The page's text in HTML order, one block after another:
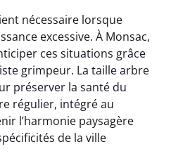
nécessaire lorsque
excessive. À Monsac,
ces situations grâce
grimpeur. La taille arbre
préserver la santé du
régulier, intégré au
l’harmonie paysagère
de la ville